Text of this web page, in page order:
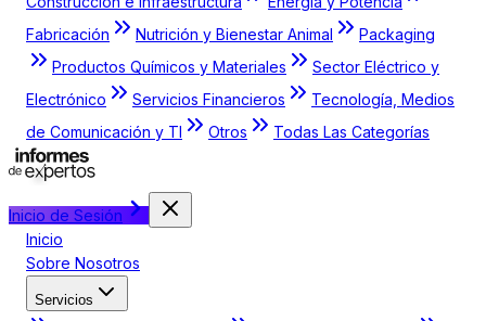
Fabricación
Nutrición y Bienestar Animal
Packaging
Productos Químicos y Materiales
Sector Eléctrico y
Electrónico
Servicios Financieros
Tecnología, Medios
de Comunicación y TI
Otros Todas Las Categorías
Inicio de Sesión
Inicio
Sobre Nosotros
Servicios